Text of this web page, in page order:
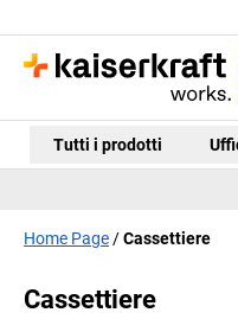
Tutti i prodotti
Home Page Cassettiere
Cassettiere